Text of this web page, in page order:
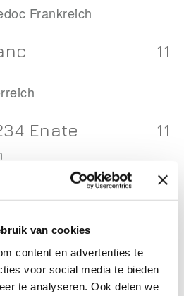
van cookies
content en advertenties te
voor social media te bieden
te analyseren. Ook delen we
Frankreich
11
Enate 11